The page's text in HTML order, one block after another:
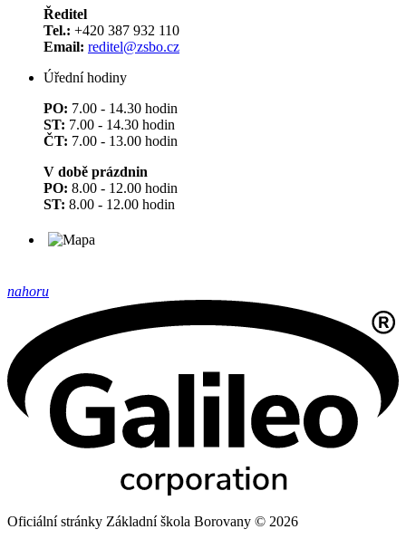
Ředitel
Tel.: +420 387 932 110
Email: reditel@zsbo.cz
Úřední hodiny
PO: 7.00 - 14.30 hodin
ST: 7.00 - 14.30 hodin
ČT: 7.00 - 13.00 hodin
V době prázdnin
PO: 8.00 - 12.00 hodin
ST: 8.00 - 12.00 hodin
nahoru
Oficiální stránky Základní škola Borovany © 2026